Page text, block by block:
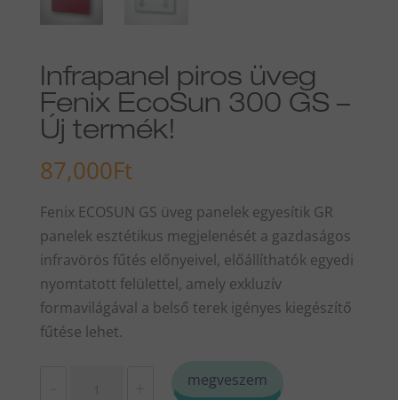
Infrapanel piros üveg
Fenix EcoSun 300 GS –
Új termék!
87,000Ft
Fenix ECOSUN GS üveg panelek egyesítik GR
panelek esztétikus megjelenését a gazdaságos
infravörös fűtés előnyeivel, előállíthatók egyedi
nyomtatott felülettel, amely exkluzív
formavilágával a belső terek igényes kiegészítő
fűtése lehet.
megveszem